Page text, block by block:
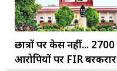
छात्रों पर केस नहीं... 2700
आरोपियों पर FIR बरकरार